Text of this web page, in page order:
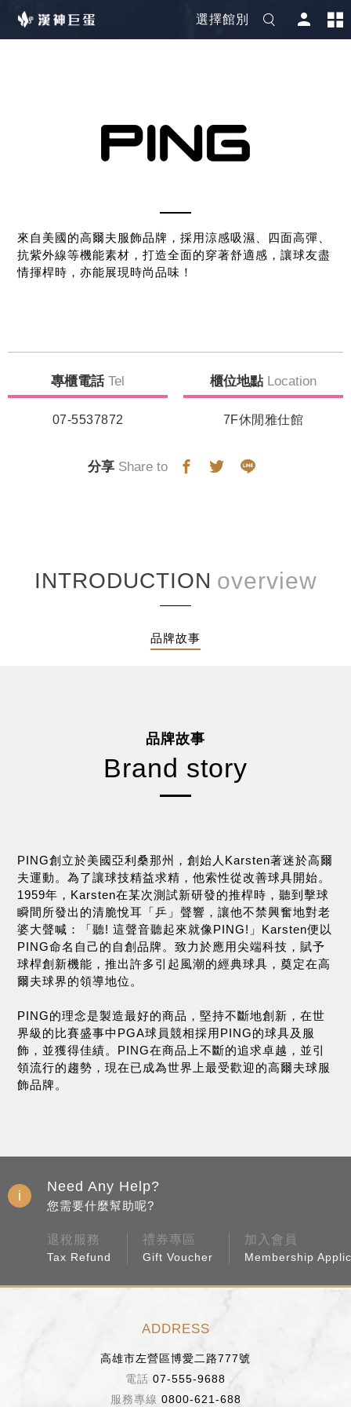
選擇館別
來自美國的高爾夫服飾品牌，採用涼感吸濕、四面高彈、
抗紫外線等機能素材，打造全面的穿著舒適感，讓球友盡
情揮桿時，亦能展現時尚品味！
專櫃電話 Tel
07-5537872
櫃位地點 Location
7F休閒雅仕館
分享 Share to
INTRODUCTION
品牌故事
品牌故事
Brand story
PING創立於美國亞利桑那州，創始人Karsten著迷於高爾
夫運動。為了讓球技精益求精，他索性從改善球具開始。
1959年，Karsten在某次測試新研發的推桿時，聽到擊球
瞬間所發出的清脆悅耳「乒」聲響，讓他不禁興奮地對老
婆大聲喊：「聽! 這聲音聽起來就像PING!」Karsten便以
PING命名自己的自創品牌。致力於應用尖端科技，賦予
球桿創新機能，推出許多引起風潮的經典球具，奠定在高
爾夫球界的領導地位。
PING的理念是製造最好的商品，堅持不斷地創新，在世
界級的比賽盛事中PGA球員競相採用PING的球具及服
飾，並獲得佳績。PING在商品上不斷的追求卓越，並引
領流行的趨勢，現在已成為世界上最受歡迎的高爾夫球服
飾品牌。
Need Any Help?
您需要什麼幫助呢?
退稅服務
Tax Refund
禮券專區
Gift Voucher
加入會員
Membership
ADDRESS
高雄市左營區博愛二路777號
07-555-9688
0800-621-688